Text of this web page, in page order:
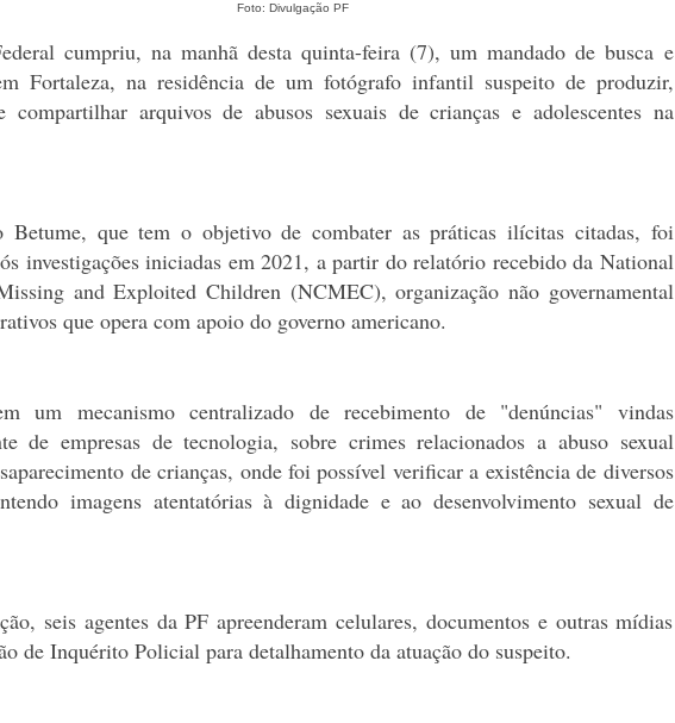
Foto: Divulgação PF
cumpriu, na manhã desta quinta-feira (7), um mandado de busca e
Fortaleza, na residência de um fotógrafo infantil suspeito de produzir,
compartilhar arquivos de abusos sexuais de crianças e adolescentes na
Betume, que tem o objetivo de combater as práticas ilícitas citadas, foi
investigações iniciadas em 2021, a partir do relatório recebido da National
and Exploited Children (NCMEC), organização não governamental
que opera com apoio do governo americano.
um mecanismo centralizado de recebimento de "denúncias" vindas
de empresas de tecnologia, sobre crimes relacionados a abuso sexual
de crianças, onde foi possível verificar a existência de diversos
imagens atentatórias à dignidade e ao desenvolvimento sexual de
seis agentes da PF apreenderam celulares, documentos e outras mídias
de Inquérito Policial para detalhamento da atuação do suspeito.